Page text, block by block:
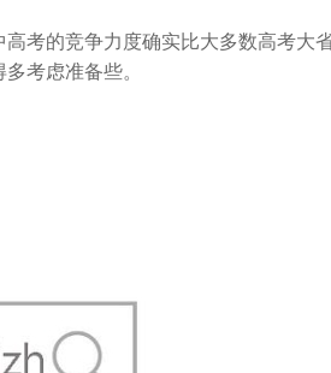
考的竞争力度确实比大多数高考大
考虑准备些。